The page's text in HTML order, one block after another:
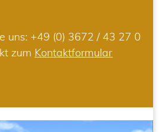
uns: +49 (0) 3672 / 43 27 0
zum Kontaktformular